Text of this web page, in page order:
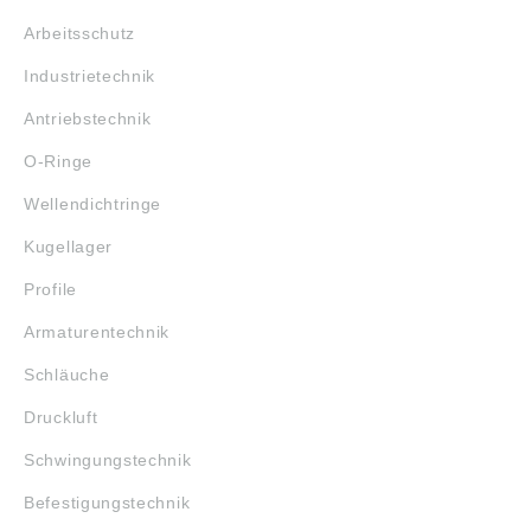
Arbeitsschutz
Industrietechnik
Antriebstechnik
O-Ringe
Wellendichtringe
Kugellager
Profile
Armaturentechnik
Schläuche
Druckluft
Schwingungstechnik
Befestigungstechnik